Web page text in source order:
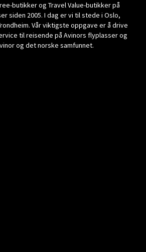
butikker og Travel Value-butikker på
siden 2005. I dag er vi til stede i Oslo,
Vår viktigste oppgave er å drive
til reisende på Avinors flyplasser og
og det norske samfunnet.